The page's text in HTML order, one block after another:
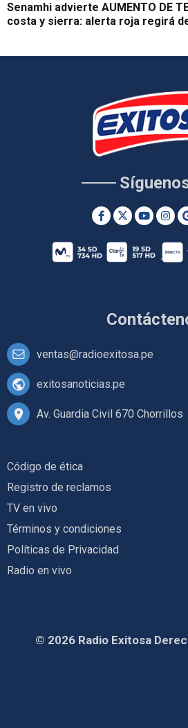
Senamhi advierte AUMENTO DE
costa y sierra: alerta roja regirá
ventas@radioexitosa.pe
exitosanoticias.pe
Av. Guardia Civil 670 Chorrillos
Código de ética
Registro de reclamos
TV en vivo
Términos y condiciones
Políticas de Privacidad
Radio en vivo
© 2026 Radio Exitosa